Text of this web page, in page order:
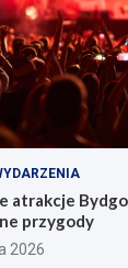
atrakcje
przygody
2026